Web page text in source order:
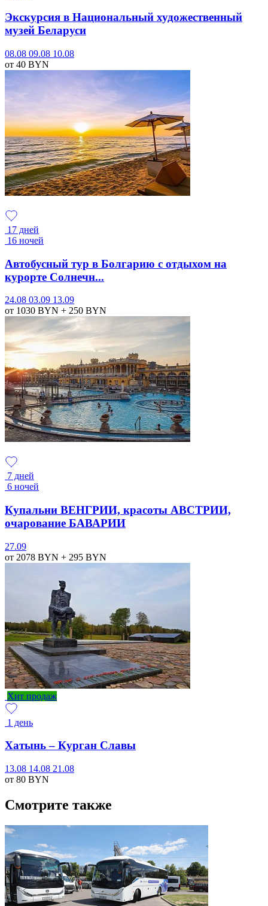
Экскурсия в Национальный художественный
музей Беларуси
08.08 09.08 10.08
от 40 BYN
17 дней
16 ночей
Автобусный тур в Болгарию с отдыхом на
курорте Солнечн...
24.08 03.09 13.09
от 1030 BYN + 250 BYN
7 дней
6 ночей
Купальни ВЕНГРИИ, красоты АВСТРИИ,
очарование БАВАРИИ
27.09
от 2078 BYN + 295 BYN
Хит продаж
1 день
Хатынь – Курган Славы
13.08 14.08 21.08
от 80 BYN
Смотрите также